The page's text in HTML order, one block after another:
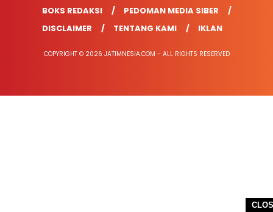
BOKS REDAKSI
PEDOMAN MEDIA SIBER
DISCLAIMER
TENTANG KAMI IKLAN
COPYRIGHT © 2026 JATIMNESIA.COM - ALL RIGHTS RESERVED